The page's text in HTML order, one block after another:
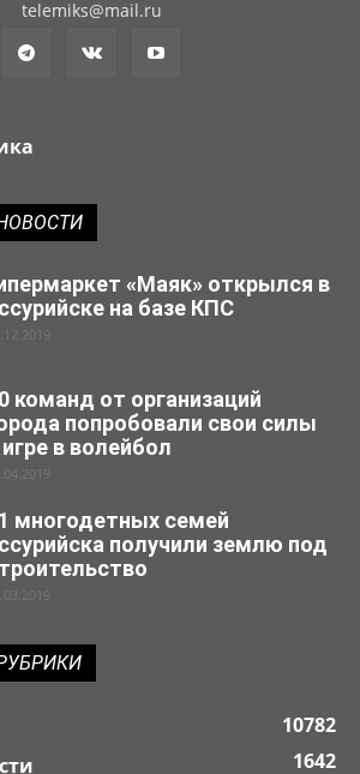
telemiks@mail.ru
«Маяк» открылся в
на базе КПС
команд от организаций
попробовали свои силы
игре в волейбол
многодетных семей
получили землю под
10782
1642